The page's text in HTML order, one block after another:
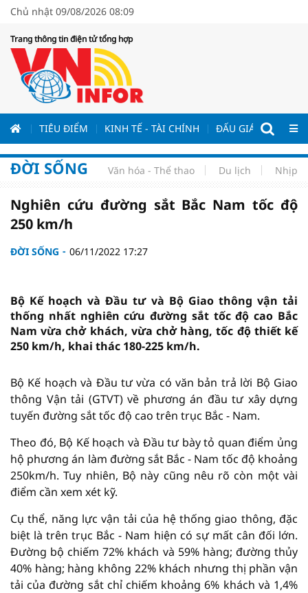
Chủ nhật 09/08/2026 08:09
Trang thông tin điện tử tổng hợp
TIÊU ĐIỂM KINH TẾ - TÀI CHÍNH ĐẤU GIÁ - ĐẤU
ĐỜI SỐNG Văn hóa - Thể thao Du lịch Nhịp
Nghiên cứu đường sắt Bắc Nam tốc độ
250 km/h
ĐỜI SỐNG 06/11/2022 17:27
Bộ Kế hoạch và Đầu tư và Bộ Giao thông vận tải
thống nhất nghiên cứu đường sắt tốc độ cao Bắc
Nam vừa chở khách, vừa chở hàng, tốc độ thiết kế
250 km/h, khai thác 180-225 km/h.
Bộ Kế hoạch và Đầu tư vừa có văn bản trả lời Bộ Giao
thông Vận tải (GTVT) về phương án đầu tư xây dựng
tuyến đường sắt tốc độ cao trên trục Bắc - Nam.
Theo đó, Bộ Kế hoạch và Đầu tư bày tỏ quan điểm ủng
hộ phương án làm đường sắt Bắc - Nam tốc độ khoảng
250km/h. Tuy nhiên, Bộ này cũng nêu rõ còn một vài
điểm cần xem xét kỹ.
Cụ thể, năng lực vận tải của hệ thống giao thông, đặc
biệt là trên trục Bắc - Nam hiện có sự mất cân đối lớn.
Đường bộ chiếm 72% khách và 59% hàng; đường thủy
40% hàng; hàng không 22% khách nhưng thị phần vận
tải của đường sắt chỉ chiếm khoảng 6% khách và 1,4%